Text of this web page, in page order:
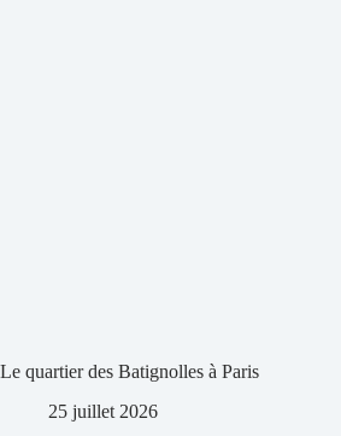
Le quartier des Batignolles à Paris
25 juillet 2026